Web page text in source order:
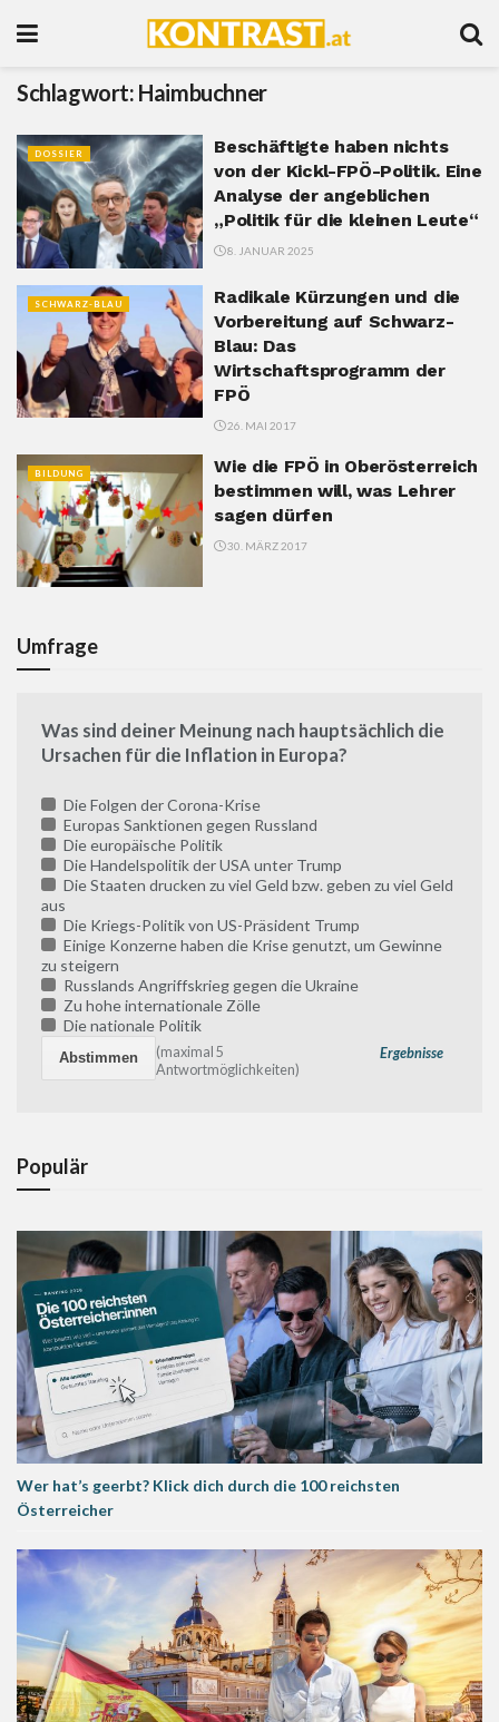
Schlagwort: Haimbuchner
DOSSIER
Beschäftigte haben nichts
von der Kickl-FPÖ-Politik. Eine
Analyse der angeblichen
„Politik für die kleinen Leute“
8. JANUAR 2025
SCHWARZ-BLAU
Radikale Kürzungen und die
Vorbereitung auf Schwarz-
Blau: Das
Wirtschaftsprogramm der
FPÖ
26. MAI 2017
BILDUNG
Wie die FPÖ in Oberösterreich
bestimmen will, was Lehrer
sagen dürfen
30. MÄRZ 2017
Umfrage
Was sind deiner Meinung nach hauptsächlich die
Ursachen für die Inflation in Europa?
Die Folgen der Corona-Krise
Europas Sanktionen gegen Russland
Die europäische Politik
Die Handelspolitik der USA unter Trump
Die Staaten drucken zu viel Geld bzw. geben zu viel Geld
aus
Die Kriegs-Politik von US-Präsident Trump
Einige Konzerne haben die Krise genutzt, um Gewinne
zu steigern
Russlands Angriffskrieg gegen die Ukraine
Zu hohe internationale Zölle
Die nationale Politik
Ergebnisse
(maximal 5
Antwortmöglichkeiten)
Populär
Wer hat’s geerbt? Klick dich durch die 100 reichsten
Österreicher